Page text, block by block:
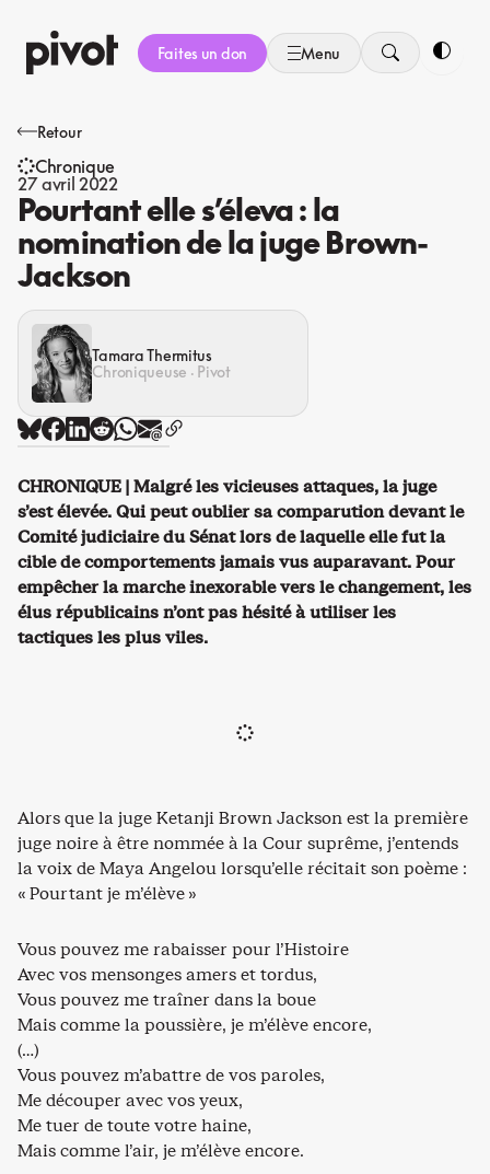
au
contenu
Faites un don Menu
Retour
Chronique
27 avril 2022
Pourtant elle s’éleva : la
nomination de la juge Brown-
Jackson
Tamara Thermitus
Chroniqueuse · Pivot
CHRONIQUE | Malgré les vicieuses attaques, la juge
s’est élevée. Qui peut oublier sa comparution devant le
Comité judiciaire du Sénat lors de laquelle elle fut la
cible de comportements jamais vus auparavant. Pour
empêcher la marche inexorable vers le changement, les
élus républicains n’ont pas hésité à utiliser les
tactiques les plus viles.
Alors que la juge Ketanji Brown Jackson est la première
juge noire à être nommée à la Cour suprême, j’entends
la voix de Maya Angelou lorsqu’elle récitait son poème :
« Pourtant je m’élève »
Vous pouvez me rabaisser pour l’Histoire
Avec vos mensonges amers et tordus,
Vous pouvez me traîner dans la boue
Mais comme la poussière, je m’élève encore,
(…)
Vous pouvez m’abattre de vos paroles,
Me découper avec vos yeux,
Me tuer de toute votre haine,
Mais comme l’air, je m’élève encore.